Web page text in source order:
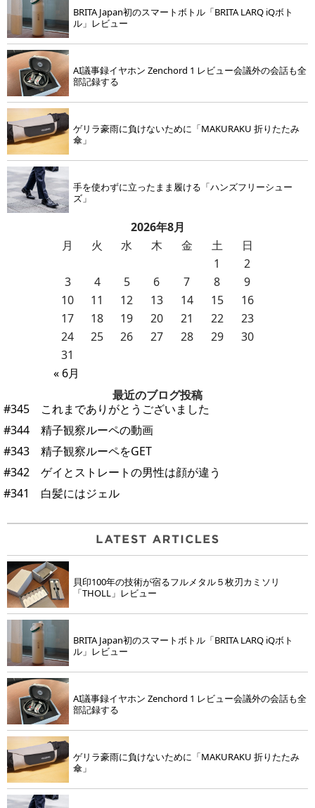
BRITA Japan初のスマートボトル「BRITA LARQ iQボト
ル」レビュー
AI議事録イヤホン Zenchord 1 レビュー会議外の会話も全
部記録する
ゲリラ豪雨に負けないために「MAKURAKU 折りたたみ
傘」
手を使わずに立ったまま履ける「ハンズフリーシュー
ズ」
2026年8月
月
火 水 木 金 土 日
« 6月
1
2
3
4 5 6 7 8
9
10
11 12 13 14 15
16
17
18 19 20 21 22
23
24
25 26 27 28 29
30
31
最近のブログ投稿
#345 これまでありがとうございました
#344 精子観察ルーペの動画
#343 精子観察ルーペをGET
#342 ゲイとストレートの男性は顔が違う
#341 白髪にはジェル
貝印100年の技術が宿るフルメタル５枚刃カミソリ
「THOLL」レビュー
BRITA Japan初のスマートボトル「BRITA LARQ iQボト
ル」レビュー
AI議事録イヤホン Zenchord 1 レビュー会議外の会話も全
部記録する
ゲリラ豪雨に負けないために「MAKURAKU 折りたたみ
傘」